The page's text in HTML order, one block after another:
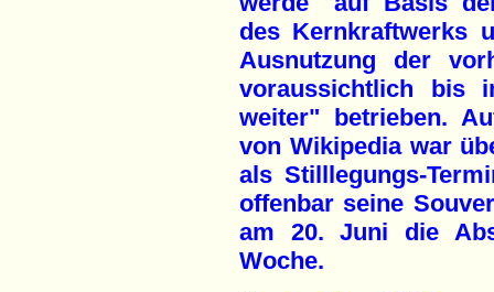
des Kernkraftwerks
Ausnutzung der
voraussichtlich bis
weiter" betrieben.
von Wikipedia war
als Stilllegungs-
offenbar seine
am 20. Juni die
Woche.